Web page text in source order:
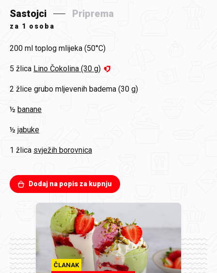
Sastojci Priprema
za 1 osoba
200 ml toplog mlijeka (50°C)
5 žlica Lino Čokolina (30 g)
2 žlice grubo mljevenih badema (30 g)
½ banane
½ jabuke
1 žlica svježih borovnica
Dodaj na popis za kupnju
ČLANAK